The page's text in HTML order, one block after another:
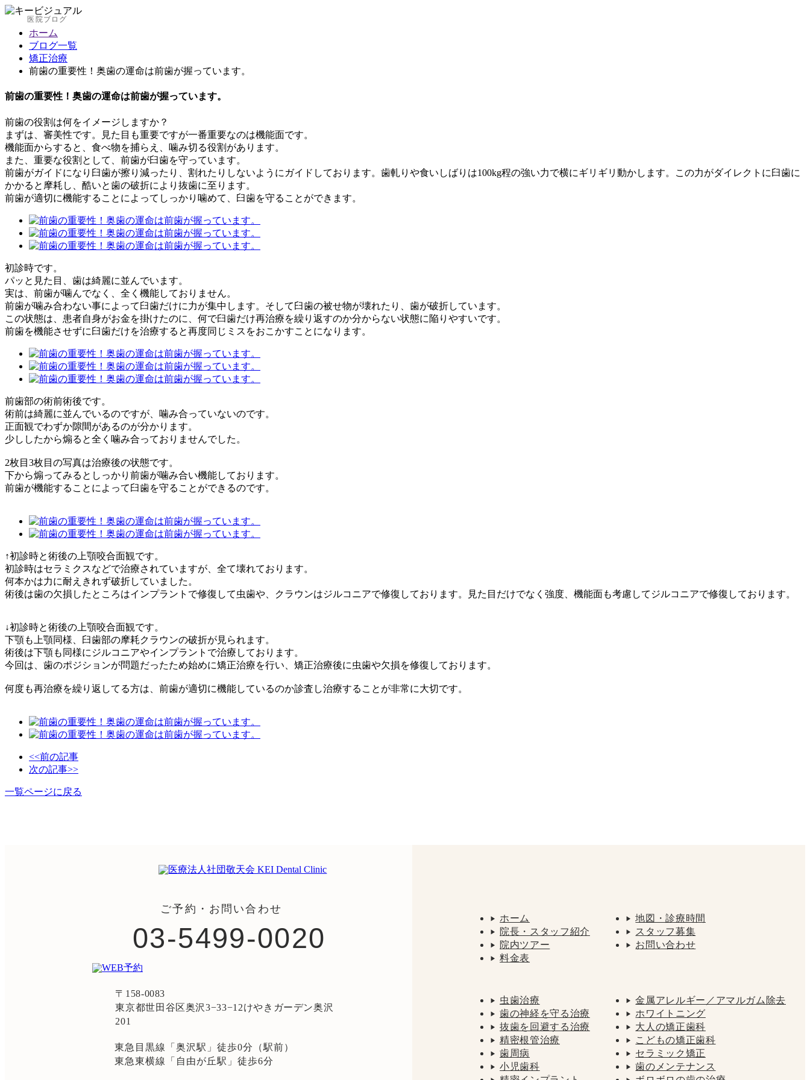
医院ブログ
ホーム
ブログ一覧
矯正治療
前歯の重要性！奥歯の運命は前歯が握っています。
前歯の重要性！奥歯の運命は前歯が握っています。
前歯の役割は何をイメージしますか？
まずは、審美性です。見た目も重要ですが一番重要なのは機能面です。
機能面からすると、食べ物を捕らえ、噛み切る役割があります。
また、重要な役割として、前歯が臼歯を守っています。
前歯がガイドになり臼歯が擦り減ったり、割れたりしないようにガイドしております。歯軋りや食いしばりは100kg程の強い力で横にギリギリ動かします。この力がダイレクトに臼歯に
かかると摩耗し、酷いと歯の破折により抜歯に至ります。
前歯が適切に機能することによってしっかり噛めて、臼歯を守ることができます。
初診時です。
パッと見た目、歯は綺麗に並んでいます。
実は、前歯が噛んでなく、全く機能しておりません。
前歯が噛み合わない事によって臼歯だけに力が集中します。そして臼歯の被せ物が壊れたり、歯が破折しています。
この状態は、患者自身がお金を掛けたのに、何で臼歯だけ再治療を繰り返すのか分からない状態に陥りやすいです。
前歯を機能させずに臼歯だけを治療すると再度同じミスをおこかすことになります。
前歯部の術前術後です。
術前は綺麗に並んでいるのですが、噛み合っていないのです。
正面観でわずか隙間があるのが分かります。
少ししたから煽ると全く噛み合っておりませんでした。
2枚目3枚目の写真は治療後の状態です。
下から煽ってみるとしっかり前歯が噛み合い機能しております。
前歯が機能することによって臼歯を守ることができるのです。
↑初診時と術後の上顎咬合面観です。
初診時はセラミクスなどで治療されていますが、全て壊れております。
何本かは力に耐えきれず破折していました。
術後は歯の欠損したところはインプラントで修復して虫歯や、クラウンはジルコニアで修復しております。見た目だけでなく強度、機能面も考慮してジルコニアで修復しております。
↓初診時と術後の上顎咬合面観です。
下顎も上顎同様、臼歯部の摩耗クラウンの破折が見られます。
術後は下顎も同様にジルコニアやインプラントで治療しております。
今回は、歯のポジションが問題だったため始めに矯正治療を行い、矯正治療後に虫歯や欠損を修復しております。
何度も再治療を繰り返してる方は、前歯が適切に機能しているのか診査し治療することが非常に大切です。
<<前の記事
次の記事>>
一覧ページに戻る
ご予約・お問い合わせ
03-5499-0020
〒158-0083
東京都世田谷区奥沢3−33−12けやきガーデン奥沢
201
東急目黒線「奥沢駅」徒歩0分（駅前）
東急東横線「自由が丘駅」徒歩6分
ホーム
地図・診療時間
院長・スタッフ紹介
スタッフ募集
院内ツアー
お問い合わせ
料金表
虫歯治療
金属アレルギー／アマルガム除去
歯の神経を守る治療
ホワイトニング
抜歯を回避する治療
大人の矯正歯科
精密根管治療
こどもの矯正歯科
歯周病
セラミック矯正
小児歯科
歯のメンテナンス